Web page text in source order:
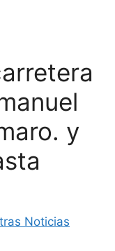
y
Noticias